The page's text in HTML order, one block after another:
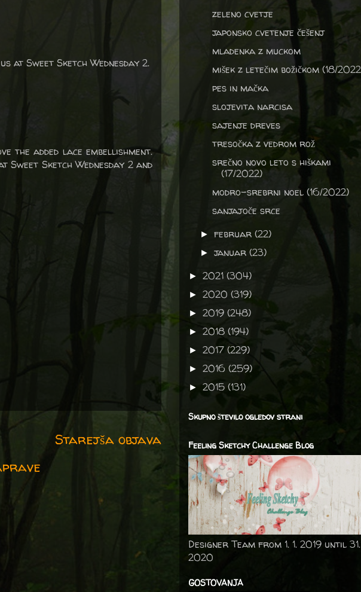
at Sweet Sketch Wednesday 2.
the added lace embellishment.
Sketch Wednesday 2 and
Starejša objava
zeleno cvetje
japonsko cvetenje češenj
mladenka z muckom
mišek z letečim božičkom (18/
pes in mačka
slojevita narcisa
sajenje dreves
tresočka z vedrom rož
srečno novo leto s hiškami
(17/2022)
modro-srebrni noel (16/2022)
sanjajoče srce
►februar(22)
►januar(23)
► 2021 (304)
► 2020 (319)
► 2019 (248)
► 2018 (194)
► 2017 (229)
► 2016 (259)
► 2015 (131)
Skupno število ogledov strani
Feeling Sketchy Challenge Blog
Designer Team from 1. 1. 2019 until
2020
GOSTOVANJA